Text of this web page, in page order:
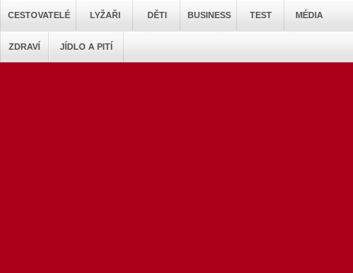
CESTOVATELÉ LYŽAŘI DĚTI BUSINESS TEST MÉDIA
ZDRAVÍ JÍDLO A PITÍ